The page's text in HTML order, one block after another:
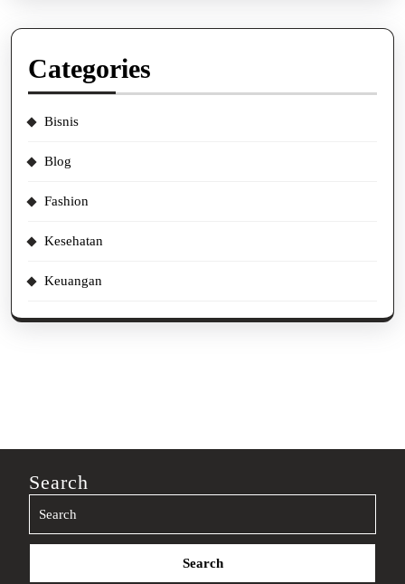
Categories
Bisnis
Blog
Fashion
Kesehatan
Keuangan
Search
Search